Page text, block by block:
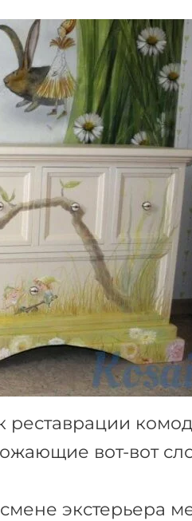
реставрации
вот-вот
экстерьера